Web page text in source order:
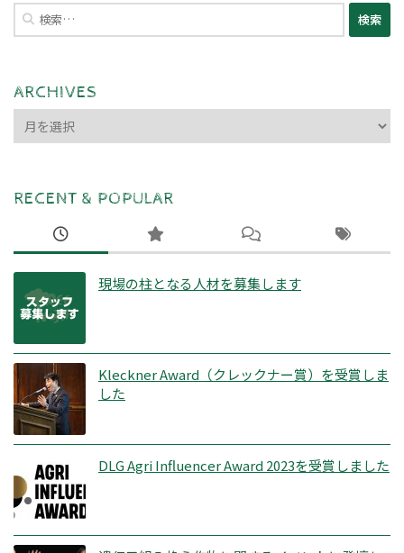
検
索:
ARCHIVES
ARCHIVES
RECENT & POPULAR
現場の柱となる人材を募集します
Kleckner Award（クレックナー賞）を受賞しま
した
DLG Agri Influencer Award 2023を受賞しました